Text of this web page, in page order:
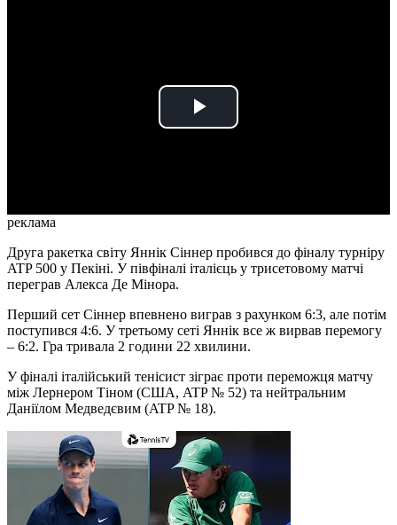
Play
реклама
Друга ракетка світу Яннік Сіннер пробився до фіналу турніру
ATP 500 у Пекіні. У півфіналі італієць у трисетовому матчі
переграв Алекса Де Мінора.
Перший сет Сіннер впевнено виграв з рахунком 6:3, але потім
поступився 4:6. У третьому сеті Яннік все ж вирвав перемогу
– 6:2. Гра тривала 2 години 22 хвилини.
У фіналі італійський тенісист зіграє проти переможця матчу
між Лернером Тіном (США, ATP № 52) та нейтральним
Даніїлом Медведєвим (ATP № 18).